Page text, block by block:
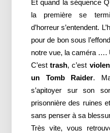
Et quand la séquence
la première se
d’horreur s’entendent.
pour de bon sous
notre vue, la caméra ….
C’esttrash, c’est
un Tomb Raider.
s’apitoyer sur son
prisonnière des ruines
sans penser à sa
Très vite, vous